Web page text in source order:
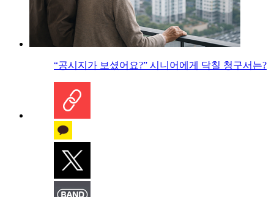
“공시지가 보셨어요?” 시니어에게 닥칠 청구서는?